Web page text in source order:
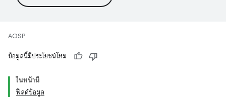
AOSP
ข้อมูลนี้มีประโยชน์ไหม
ในหน้านี้
ฟิลด์ข้อมูล